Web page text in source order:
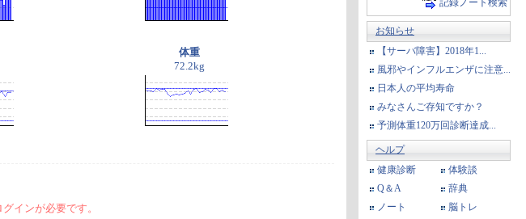
体重
72.2kg
インが必要です。
お知らせ
【サーバ障害】2018年1...
風邪やインフルエンザに注意...
日本人の平均寿命
みなさんご存知ですか？
予測体重120万回診断達成...
ヘルプ
健康診断
体験談
Q＆A
辞典
ノート
脳トレ